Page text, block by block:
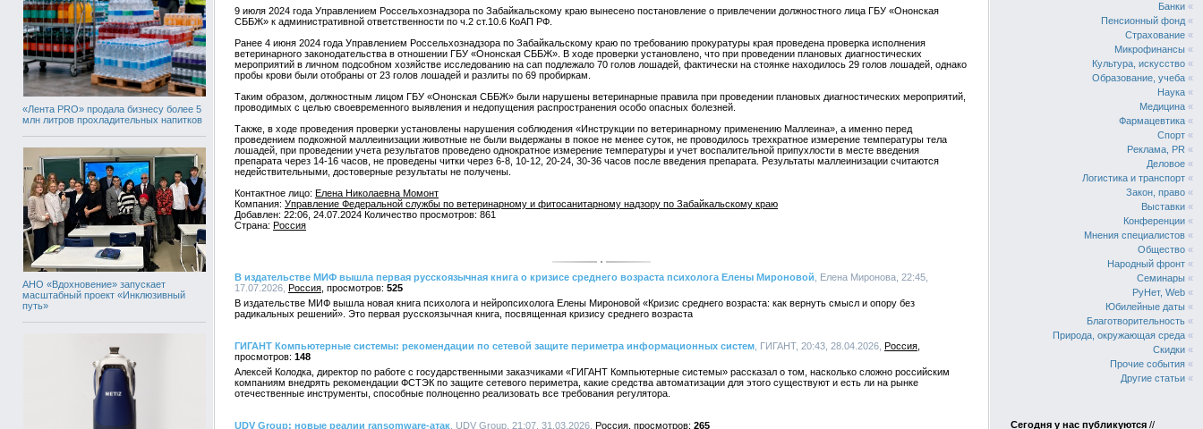
«Лента PRO» продала бизнесу более 5
млн литров прохладительных напитков
АНО «Вдохновение» запускает
масштабный проект «Инклюзивный
путь»
9 июля 2024 года Управлением Россельхознадзора по Забайкальскому краю вынесено постановление о привлечении должностного лица ГБУ «Ононская
СББЖ» к административной ответственности по ч.2 ст.10.6 КоАП РФ.
Ранее 4 июня 2024 года Управлением Россельхознадзора по Забайкальскому краю по требованию прокуратуры края проведена проверка исполнения
ветеринарного законодательства в отношении ГБУ «Ононская СББЖ». В ходе проверки установлено, что при проведении плановых диагностических
мероприятий в личном подсобном хозяйстве исследованию на сап подлежало 70 голов лошадей, фактически на стоянке находилось 29 голов лошадей, однако
пробы крови были отобраны от 23 голов лошадей и разлиты по 69 пробиркам.
Таким образом, должностным лицом ГБУ «Ононская СББЖ» были нарушены ветеринарные правила при проведении плановых диагностических мероприятий,
проводимых с целью своевременного выявления и недопущения распространения особо опасных болезней.
Также, в ходе проведения проверки установлены нарушения соблюдения «Инструкции по ветеринарному применению Маллеина», а именно перед
проведением подкожной маллеинизации животные не были выдержаны в покое не менее суток, не проводилось трехкратное измерение температуры тела
лошадей, при проведении учета результатов проведено однократное измерение температуры и учет воспалительной припухлости в месте введения
препарата через 14-16 часов, не проведены читки через 6-8, 10-12, 20-24, 30-36 часов после введения препарата. Результаты маллеинизации считаются
недействительными, достоверные результаты не получены.
Контактное лицо: Елена Николаевна Момонт
Компания: Управление Федеральной службы по ветеринарному и фитосанитарному надзору по Забайкальскому краю
Добавлен: 22:06, 24.07.2024 Количество просмотров: 861
Страна: Россия
В издательстве МИФ вышла первая русскоязычная книга о кризисе среднего возраста психолога Елены Мироновой , Елена Миронова, 22:45,
17.07.2026, Россия
525
В издательстве МИФ вышла новая книга психолога и нейропсихолога Елены Мироновой «Кризис среднего возраста: как вернуть смысл и опору без
радикальных решений». Это первая русскоязычная книга, посвященная кризису среднего возраста
ГИГАНТ Компьютерные системы: рекомендации по сетевой защите периметра информационных систем , ГИГАНТ, 20:43, 28.04.2026, Россия
148
Алексей Колодка, директор по работе с государственными заказчиками «ГИГАНТ Компьютерные системы» рассказал о том, насколько сложно российским
компаниям внедрять рекомендации ФСТЭК по защите сетевого периметра, какие средства автоматизации для этого существуют и есть ли на рынке
отечественные инструменты, способные полноценно реализовать все требования регулятора.
UDV Group: новые реалии ransomware-атак , UDV Group, 21:07, 31.03.2026, Россия
265
Банки «
Пенсионный фонд «
Страхование «
Микрофинансы «
Культура, искусство «
Образование, учеба «
Наука «
Медицина «
Фармацевтика «
Спорт «
Реклама, PR «
Деловое «
Логистика и транспорт «
Закон, право «
Выставки «
Конференции «
Мнения специалистов «
Общество «
Народный фронт «
Семинары «
РуНет, Web «
Юбилейные даты «
Благотворительность «
Природа, окружающая среда «
Скидки «
Прочие события «
Другие статьи «
Сегодня у нас публикуются //